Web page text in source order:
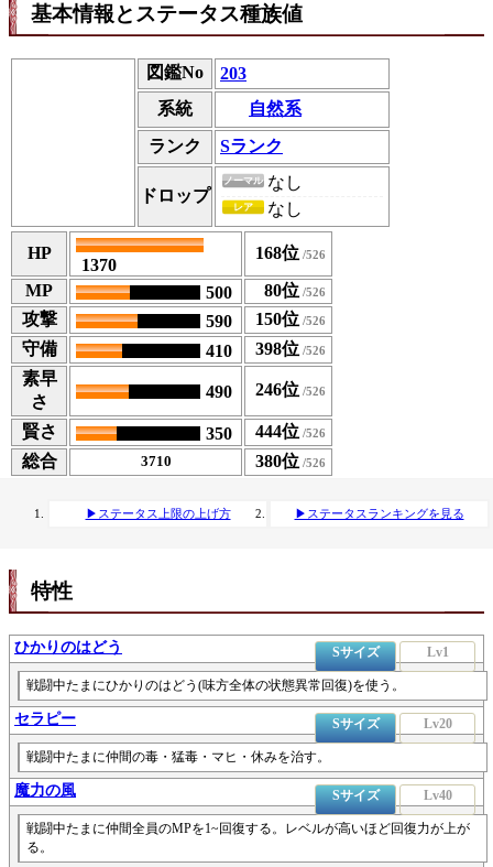
基本情報とステータス種族値
図鑑No
203
系統
自然系
ランク Sランク
ドロップ
ノーマル なし
レア なし
HP
1370
168位
MP
500
80位
攻撃
590
150位
守備
410
398位
素早
さ
490 246位
賢さ 350
444位
総合
3710 380位
▶ステータス上限の上げ方 ▶ステータスランキングを見る
特性
ひかりのはどう Sサイズ Lv1
戦闘中たまにひかりのはどう(味方全体の状態異常回復)を使う。
セラピー Sサイズ Lv20
戦闘中たまに仲間の毒・猛毒・マヒ・休みを治す。
魔力の風 Sサイズ Lv40
戦闘中たまに仲間全員のMPを1~回復する。レベルが高いほど回復力が上が
る。